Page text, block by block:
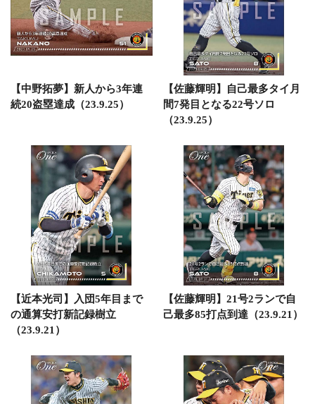
【中野拓夢】新人から3年連
続20盗塁達成（23.9.25）
【佐藤輝明】自己最多タイ月
間7発目となる22号ソロ
（23.9.25）
【近本光司】入団5年目まで
の通算安打新記録樹立
（23.9.21）
【佐藤輝明】21号2ランで自
己最多85打点到達（23.9.21）